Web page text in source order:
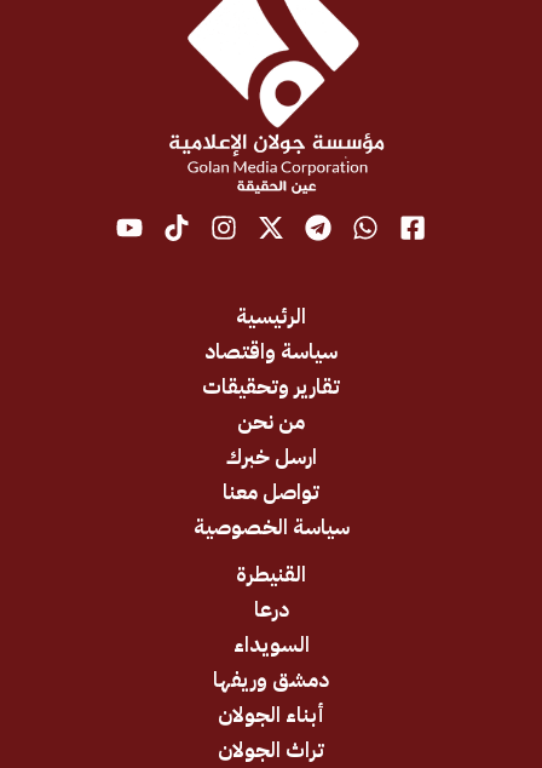
سياسة واقتصاد
تقارير وتحقيقات
ارسل خبرك
تواصل معنا
سياسة الخصوصية
دمشق وريفها
أبناء الجولان
تراث الجولان